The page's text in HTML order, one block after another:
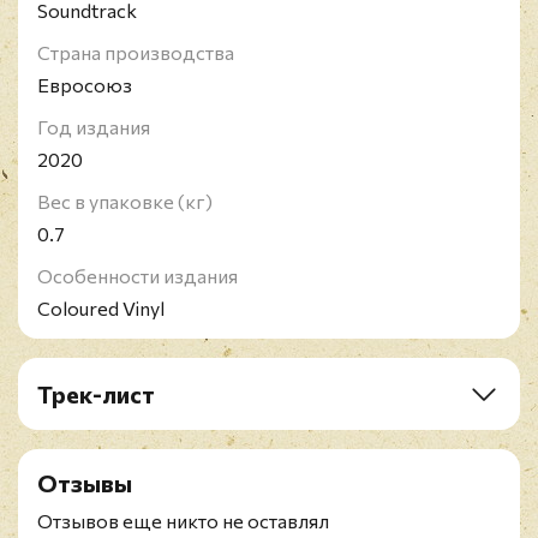
Soundtrack
Страна производства
Евросоюз
Год издания
2020
Вес в упаковке (кг)
0.7
Особенности издания
Coloured Vinyl
Трек-лист
A1. SZA & Justin Timberlake - The Other Side
A2. Anna Kendrick, Justin Timberlake, James Corden,
Ester Dean, Icona Pop, Kenan Thompson & The Pop
Trolls - Trolls Wanna Have Good Times
Отзывы
Отзывов еще никто не оставлял